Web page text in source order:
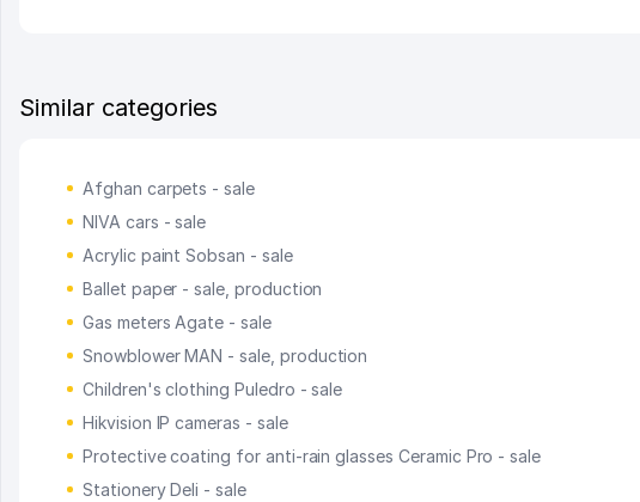
Similar categories
Afghan carpets - sale
NIVA cars - sale
Acrylic paint Sobsan - sale
Ballet paper - sale, production
Gas meters Agate - sale
Snowblower MAN - sale, production
Children's clothing Puledro - sale
Hikvision IP cameras - sale
Protective coating for anti-rain glasses Ceramic Pro - sale
Stationery Deli - sale